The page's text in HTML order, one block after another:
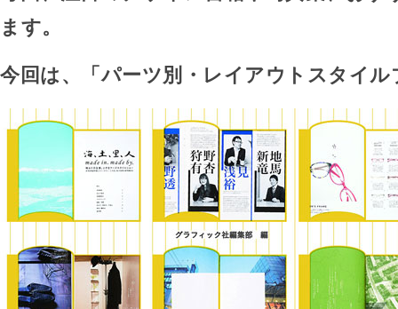
ます。
今回は、「パーツ別・レイアウトスタイル